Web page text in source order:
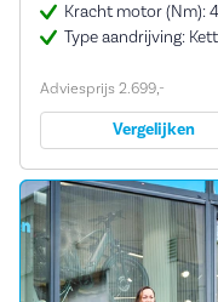
Kracht motor (Nm):
Type aandrijving:
Adviesprijs 2.699,-
Vergelijken